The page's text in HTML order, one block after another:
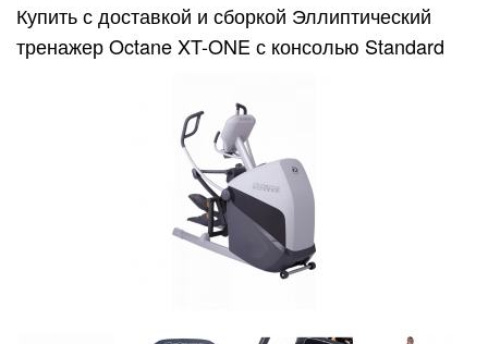
Купить с доставкой и сборкой Эллиптический
тренажер Octane XT-ONE с консолью Standard